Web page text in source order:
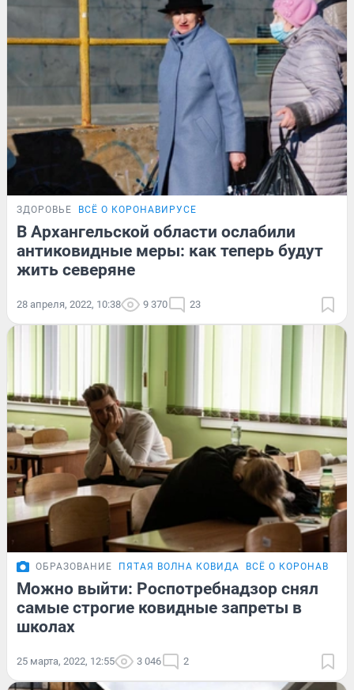
ЗДОРОВЬЕ ВСЁ О КОРОНАВИРУСЕ
В Архангельской области ослабили
антиковидные меры: как теперь будут
жить северяне
28 апреля, 2022, 10:38 9 370 23
ОБРАЗОВАНИЕ ПЯТАЯ ВОЛНА КОВИДА ВСЁ О
Можно выйти: Роспотребнадзор снял
самые строгие ковидные запреты в
школах
25 марта, 2022, 12:55 3 046 2